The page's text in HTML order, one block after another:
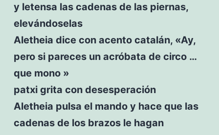
y letensa las cadenas de las piernas,
elevándoselas
Aletheia dice con acento catalán, «Ay,
pero si pareces un acróbata de circo …
que mono »
patxi grita con desesperación
Aletheia pulsa el mando y hace que las
cadenas de los brazos le hagan